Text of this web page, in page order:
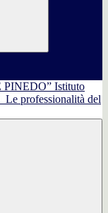
Istituto
Le professionalità del